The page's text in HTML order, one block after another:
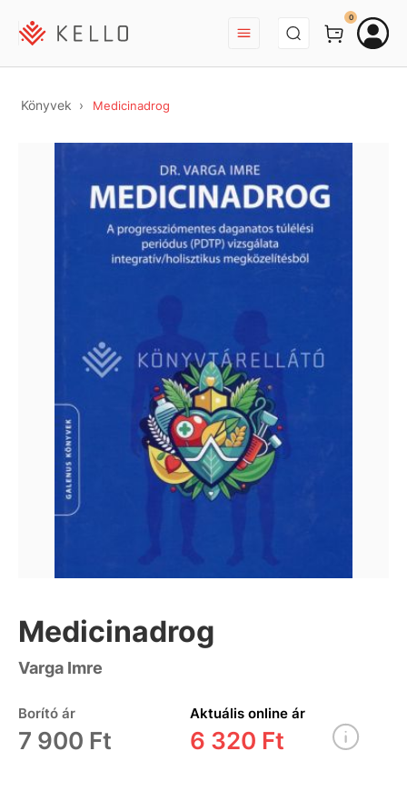
BEJELENTKEZÉS
0
Könyvek Medicinadrog
Medicinadrog
Varga Imre
Borító ár
7 900 Ft
Aktuális online ár
6 320 Ft